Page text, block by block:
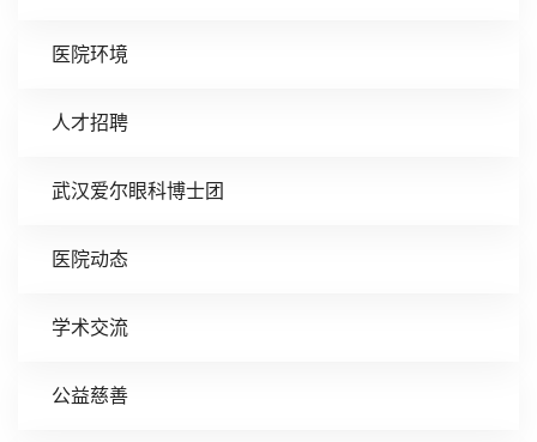
医院环境
人才招聘
武汉爱尔眼科博士团
医院动态
学术交流
公益慈善